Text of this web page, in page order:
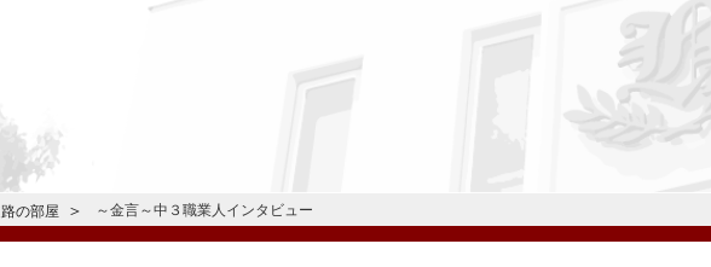
の部屋 ～金言～中３職業人インタビュー